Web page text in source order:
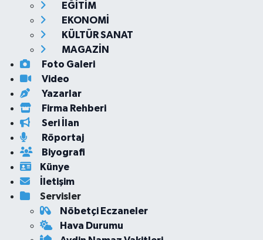
EĞİTİM
EKONOMİ
KÜLTÜR SANAT
MAGAZİN
Foto Galeri
Video
Yazarlar
Firma Rehberi
Seri İlan
Röportaj
Biyografi
Künye
İletişim
Servisler
Nöbetçi Eczaneler
Hava Durumu